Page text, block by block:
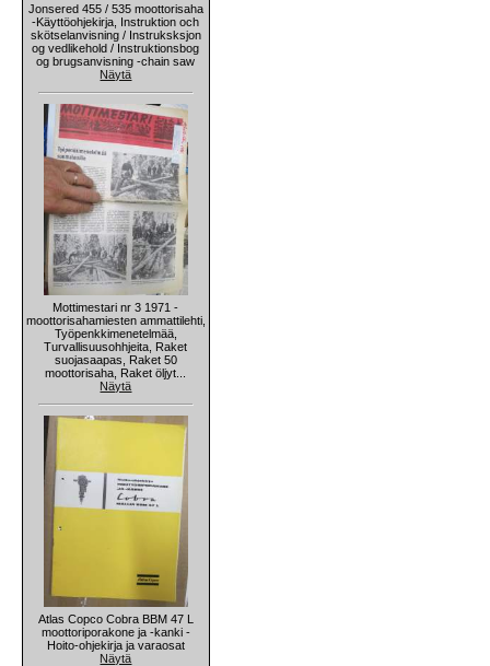
Jonsered 455 / 535 moottorisaha
-Käyttöohjekirja, Instruktion och
skötselanvisning / Instruksksjon
og vedlikehold / Instruktionsbog
og brugsanvisning -chain saw
Näytä
Mottimestari nr 3 1971 -
moottorisahamiesten ammattilehti,
Työpenkkimenetelmää,
Turvallisuusohhjeita, Raket
suojasaapas, Raket 50
moottorisaha, Raket öljyt...
Näytä
Atlas Copco Cobra BBM 47 L
moottoriporakone ja -kanki -
Hoito-ohjekirja ja varaosat
Näytä